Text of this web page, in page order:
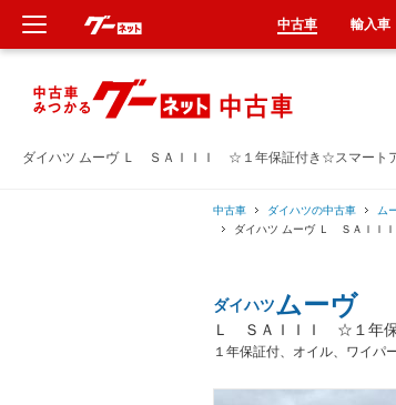
ダイハツ ムーヴ Ｌ ＳＡＩＩＩ ☆１年保証付き☆スマート
中古車 ダイハツの中古車 ム
ダイハツ ムーヴ Ｌ ＳＡＩＩ
ダイハツムーヴ
Ｌ ＳＡＩＩＩ ☆１年保
１年保証付、オイル、ワイパ
中古車 輸入車
新車
中古車